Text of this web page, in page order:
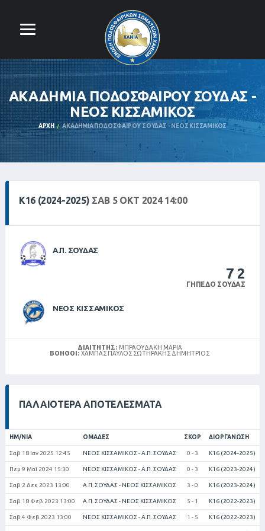
ΑΚΑΔΗΜΙΑ ΠΟΔΟΣΦΑΙΡΟΥ ΣΟΥΔΑΣ -
ΝΕΟΣ ΚΙΣΣΑΜΙΚΟΣ
ΑΡΧΉ ΑΚΑΔΗΜΙΑ ΠΟΔΟΣΦΑΙΡΟΥ ΣΟΥΔΑΣ - ΝΕΟΣ ΚΙΣΣΑΜΙΚΟΣ
Κ16 (2024-2025) ΣΑΒ 5 ΟΚΤ 2024 14:00
Α.Π. ΣΟΥΔΑΣ
72
ΓΉΠΕΔΟ ΣΟΎΔΑΣ
ΝΕΟΣ ΚΙΣΣΑΜΙΚΟΣ
ΔΙΑΙΤΗΤΉΣ: ΜΠΡΑΟΥΔΆΚΗ ΜΑΡΊΑ
ΒΟΗΘΟΊ: ΧΆΜΠΑΣ ΠΑΎΛΟΣ ΣΩΤΗΡΑΚΗΣ ΔΗΜΗΤΡΙΟΣ
ΠΑΛΑΙΌΤΕΡΑ ΑΠΟΤΕΛΈΣΜΑΤΑ
ΗΜ/ΝΊΑ ΟΜΆΔΕΣ ΣΚΟΡ ΔΙΟΡΓΆΝΩΣΗ
Σαβ 18 Ιαν 2025 12:45 ΝΕΟΣ ΚΙΣΣΑΜΙΚΟΣ - Α.Π. ΣΟΥΔΑΣ 0 - 3 Κ16 (2024-2025)
Πεμ 9 Μαΐ 2024 15:30 ΝΕΟΣ ΚΙΣΣΑΜΙΚΟΣ - Α.Π. ΣΟΥΔΑΣ 0 - 3 Κ16 (2023-2024)
Σαβ 2 Δεκ 2023 13:00 Α.Π. ΣΟΥΔΑΣ - ΝΕΟΣ ΚΙΣΣΑΜΙΚΟΣ 3 - 0 Κ16 (2023-2024)
Σαβ 18 Φεβ 2023 13:00 Α.Π. ΣΟΥΔΑΣ - ΝΕΟΣ ΚΙΣΣΑΜΙΚΟΣ 5 - 1 Κ16 (2022-2023)
Σαβ 4 Φεβ 2023 13:00 ΝΕΟΣ ΚΙΣΣΑΜΙΚΟΣ - Α.Π. ΣΟΥΔΑΣ 1 - 5 Κ16 (2022-2023)